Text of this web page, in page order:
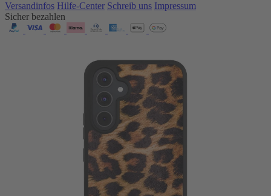
Versandinfos Hilfe-Center Schreib uns Impressum
Sicher bezahlen